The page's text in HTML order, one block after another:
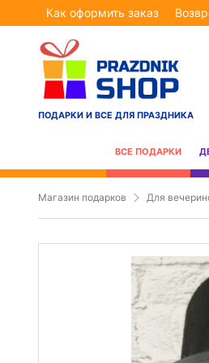
Как оформить заказ
ПОДАРКИ И ВСЕ ДЛЯ ПРАЗДНИКА
ВСЕ ПОДАРКИ
Магазин подарков Для